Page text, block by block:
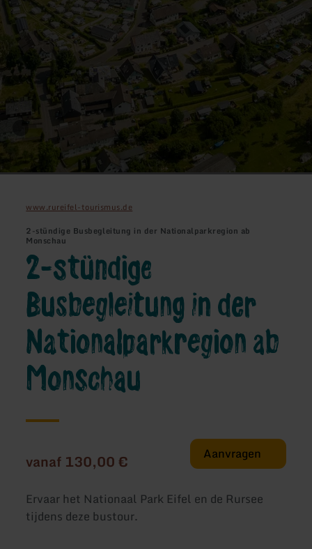
www.rureifel-tourismus.de
2-stündige Busbegleitung in der Nationalparkregion ab
Monschau
2-stündige
Busbegleitung in der
Nationalparkregion ab
Monschau
vanaf 130,00 € Aanvragen
Ervaar het Nationaal Park Eifel en de Rursee
tijdens deze bustour.